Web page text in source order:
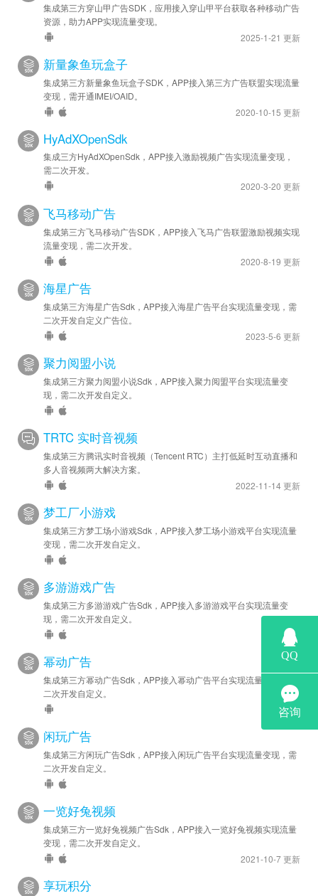
集成第三方穿山甲广告SDK，应用接入穿山甲平台获取各种移动广告
资源，助力APP实现流量变现。
2025-1-21 更新
新量象鱼玩盒子
集成第三方新量象鱼玩盒子SDK，APP接入第三方广告联盟实现流量
变现，需开通IMEI/OAID。
2020-10-15 更新
HyAdXOpenSdk
集成三方HyAdXOpenSdk，APP接入激励视频广告实现流量变现，
需二次开发。
2020-3-20 更新
飞马移动广告
集成第三方飞马移动广告SDK，APP接入飞马广告联盟激励视频实现
流量变现，需二次开发。
2020-8-19 更新
海星广告
集成第三方海星广告Sdk，APP接入海星广告平台实现流量变现，需
二次开发自定义广告位。
2023-5-6 更新
聚力阅盟小说
集成第三方聚力阅盟小说Sdk，APP接入聚力阅盟平台实现流量变
现，需二次开发自定义。
TRTC 实时音视频
集成第三方腾讯实时音视频（Tencent RTC）主打低延时互动直播和
多人音视频两大解决方案。
2022-11-14 更新
梦工厂小游戏
集成第三方梦工场小游戏Sdk，APP接入梦工场小游戏平台实现流量
变现，需二次开发自定义。
多游游戏广告
集成第三方多游游戏广告Sdk，APP接入多游游戏平台实现流量变
现，需二次开发自定义。
幂动广告
集成第三方幂动广告Sdk，APP接入幂动广告平台实现流量变现，需
二次开发自定义。
闲玩广告
集成第三方闲玩广告Sdk，APP接入闲玩广告平台实现流量变现，需
二次开发自定义。
一览好兔视频
集成第三方一览好兔视频广告Sdk，APP接入一览好兔视频实现流量
变现，需二次开发自定义。
2021-10-7 更新
享玩积分